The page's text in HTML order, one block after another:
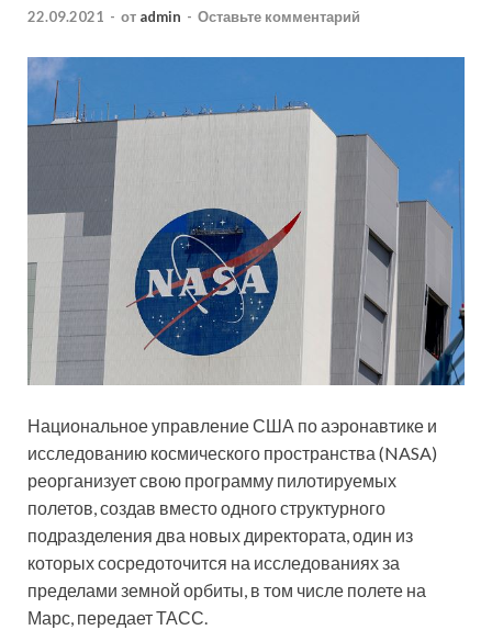
22.09.2021 - от admin - Оставьте комментарий
Национальное управление США по аэронавтике и
исследованию космического пространства (NASA)
реорганизует свою программу пилотируемых
полетов, создав вместо одного структурного
подразделения два новых директората, один из
которых сосредоточится на исследованиях за
пределами земной орбиты, в том числе полете на
Марс, передает ТАСС.